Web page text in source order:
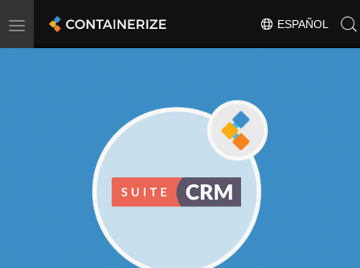
Toggle
ESPAÑOL